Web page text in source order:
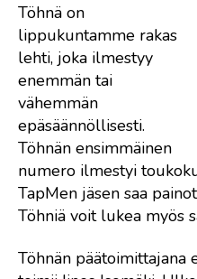
Töhnä on
lippukuntamme rakas
lehti, joka ilmestyy
enemmän tai
vähemmän
epäsäännöllisesti.
Töhnän ensimmäinen
numero ilmestyi
TapMen jäsen saa
Töhniä voit lukea myös
Töhnän päätoimittajana